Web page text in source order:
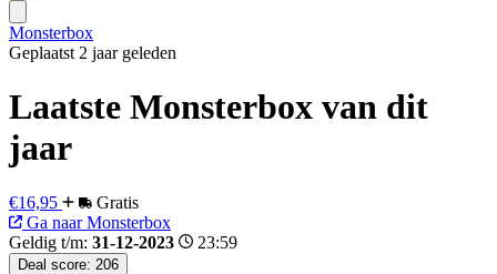
Monsterbox
Geplaatst 2 jaar geleden
Laatste Monsterbox van dit
jaar
€16,95
Gratis
Ga naar Monsterbox
Geldig t/m: 31-12-2023 23:59
Deal score: 206